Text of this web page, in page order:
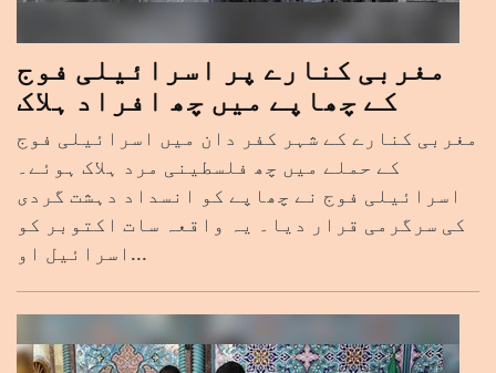
مغربی کنارے پر اسرائیلی فوج
کے چھاپے میں چھ افراد ہلاک
مغربی کنارے کے شہر کفر دان میں اسرائیلی فوج
کے حملے میں چھ فلسطینی مرد ہلاک ہوئے۔
اسرائیلی فوج نے چھاپے کو انسداد دہشت گردی
کی سرگرمی قرار دیا۔ یہ واقعہ سات اکتوبر کو
اسرائیل او...